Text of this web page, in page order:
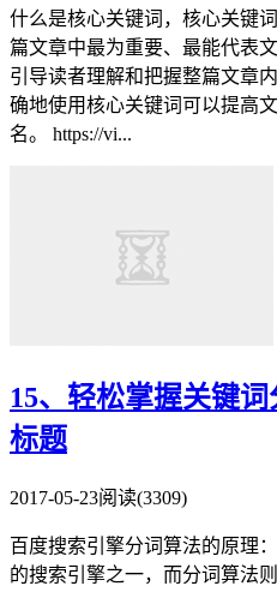
什么是核心关键词，核心关键
篇文章中最为重要、最能代表
引导读者理解和把握整篇文章
确地使用核心关键词可以提高
名。 https://vi...
15、轻松掌握关键
标题
2017-05-23阅读(3309)
百度搜索引擎分词算法的原理
的搜索引擎之一，而分词算法